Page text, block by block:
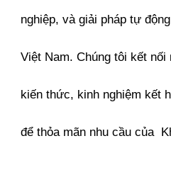
nghiệp, và giải pháp tự
Việt Nam. Chúng tôi kết
kiến thức, kinh nghiệm kết
để thỏa mãn nhu cầu của